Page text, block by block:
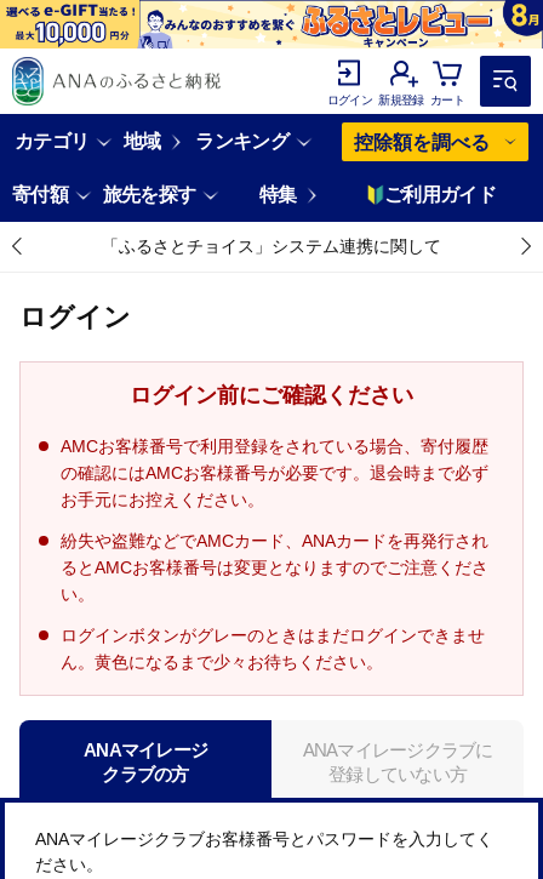
ログイン 新規登録 カート
カテゴリ 地域 ランキング 控除額を調べる
寄付額 旅先を探す 特集 ご利用ガイド
「ふるさとチョイス」システム連携に関して
ログイン
ログイン前にご確認ください
AMCお客様番号で利用登録をされている場合、寄付履歴
の確認にはAMCお客様番号が必要です。退会時まで必ず
お手元にお控えください。
紛失や盗難などでAMCカード、ANAカードを再発行され
るとAMCお客様番号は変更となりますのでご注意くださ
い。
ログインボタンがグレーのときはまだログインできませ
ん。黄色になるまで少々お待ちください。
ANAマイレージ
クラブの方
ANAマイレージクラブに
登録していない方
ANAマイレージクラブお客様番号とパスワードを入力してく
ださい。